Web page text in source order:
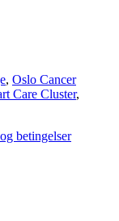
, Oslo Cancer
Care Cluster,
betingelser